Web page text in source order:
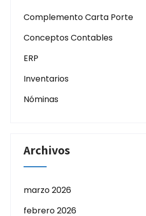
Complemento Carta Porte
Conceptos Contables
ERP
Inventarios
Nóminas
Archivos
marzo 2026
febrero 2026